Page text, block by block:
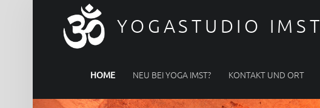
YOGASTUDIO IMST
PRIMARY MENU
HOME NEU BEI YOGA IMST? KONTAKT UND ORT
SITE BANNER